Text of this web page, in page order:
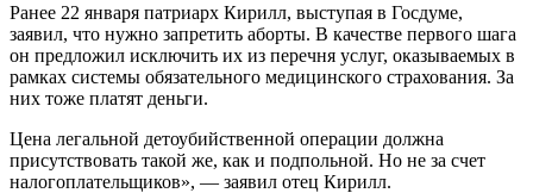
Ранее 22 января патриарх Кирилл, выступая в Госдуме,
заявил, что нужно запретить аборты. В качестве первого шага
он предложил исключить их из перечня услуг, оказываемых в
рамках системы обязательного медицинского страхования. За
них тоже платят деньги.
Цена легальной детоубийственной операции должна
присутствовать такой же, как и подпольной. Но не за счет
налогоплательщиков», — заявил отец Кирилл.